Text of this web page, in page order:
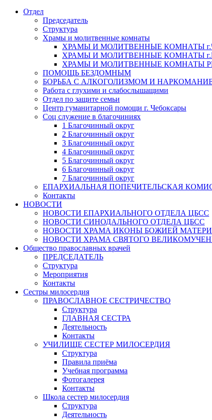
Отдел
Председатель
Структура
Храмы и молитвенные комнаты
ХРАМЫ И МОЛИТВЕННЫЕ КОМНАТЫ
ХРАМЫ И МОЛИТВЕННЫЕ КОМНАТЫ
ХРАМЫ И МОЛИТВЕННЫЕ КОМНАТЫ
ПОМОЩЬ БЕЗДОМНЫМ
БОРЬБА С АЛКОГОЛИЗМОМ И
Работа с глухими и слабослышащими
Отдел по защите семьи
Центр гуманитарной помощи г. Чебоксары
Соц служение в благочиниях
1 Благочинный округ
2 Благочинный округ
3 Благочинный округ
4 Благочинный округ
5 Благочинный округ
6 Благочинный округ
7 Благочинный округ
ЕПАРХИАЛЬНАЯ ПОПЕЧИТЕЛЬСКАЯ
Контакты
НОВОСТИ
НОВОСТИ ЕПАРХИАЛЬНОГО ОТДЕЛА ЦБСС
НОВОСТИ СИНОДАЛЬНОГО ОТДЕЛА ЦБСС
НОВОСТИ ХРАМА ИКОНЫ БОЖИЕЙ
НОВОСТИ ХРАМА СВЯТОГО
Общество православных врачей
ПРЕДСЕДАТЕЛЬ
Структура
Мероприятия
Контакты
Сестры милосердия
ПРАВОСЛАВНОЕ СЕСТРИЧЕСТВО
Структура
ГЛАВНАЯ СЕСТРА
Деятельность
Контакты
УЧИЛИЩЕ СЕСТЕР МИЛОСЕРДИЯ
Структура
Правила приёма
Учебная программа
Фотогалерея
Контакты
Школа сестер милосердия
Структура
Деятельность